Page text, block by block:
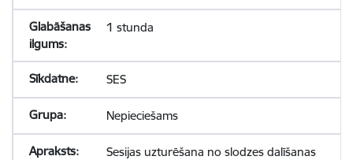
1 stunda
SES
Nepieciešams
Sesijas uzturēšana no slodzes dalīšanas